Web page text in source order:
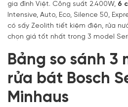
gia đình Việt. Công suất 2.400W, 6
Intensive, Auto, Eco, Silence 50,
có sấy Zeolith tiết kiệm điện, rửa
chọn giá tốt nhất trong 3 model
Bảng so sánh 3
rửa bát Bosch
Minhaus